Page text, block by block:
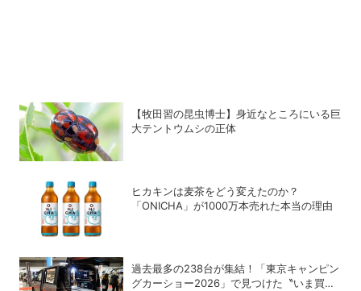
【牧田習の昆虫博士】身近なところにいる巨
大テントウムシの正体
ヒカキンは麦茶をどう変えたのか？
「ONICHA」が1000万本売れた本当の理由
過去最多の238台が集結！「東京キャンピン
グカーショー2026」で見つけた〝いま買う